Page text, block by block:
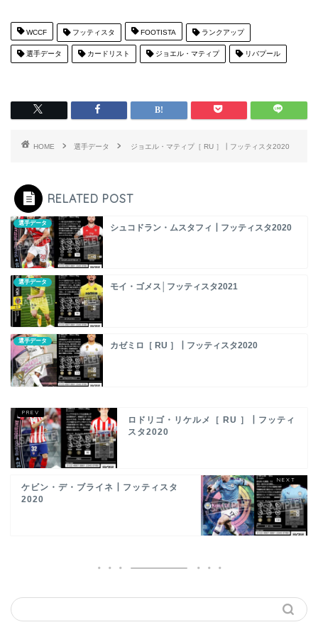
WCCF フッティスタ FOOTISTA ランクアップ
選手データ カードリスト ジョエル・マティプ リバプール
HOME 選手データ ジョエル・マティプ［ RU ］┃フッティスタ2020
RELATED POST
選手データ シュコドラン・ムスタフィ┃フッティスタ2020
選手データ モイ・ゴメス│フッティスタ2021
選手データ カゼミロ［ RU ］┃フッティスタ2020
ロドリゴ・リケルメ［ RU ］┃フッティ
スタ2020
ケビン・デ・ブライネ┃フッティスタ
2020